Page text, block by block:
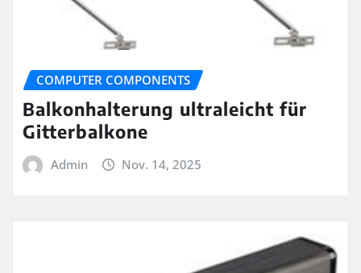
COMPUTER COMPONENTS
Balkonhalterung ultraleicht für
Gitterbalkone
Admin Nov. 14, 2025